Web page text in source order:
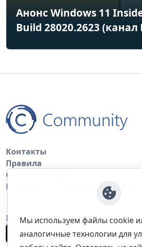
Анонс Windows 11
Build 28020.2623 (канал
Контакты
Правила
Обратная связь
Правила копирования
Приложение
Мы используем файлы cookie
аналогичные технологии для